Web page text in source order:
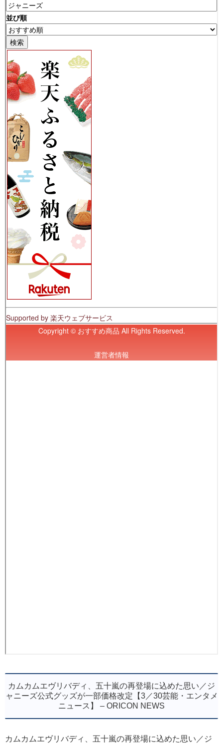
カムカムエヴリバディ、五十嵐の再登場に込めた思い／ジ
ャニーズ公式グッズが一部価格改定【3／30芸能・エンタメ
ニュース】 – ORICON NEWS
カムカムエヴリバディ、五十嵐の再登場に込めた思い／ジ